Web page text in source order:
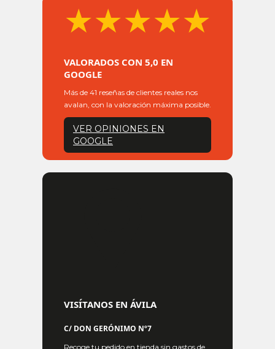
★★★★★
VALORADOS CON 5,0 EN
GOOGLE
Más de 41 reseñas de clientes reales nos
avalan, con la valoración máxima posible.
VER OPINIONES EN
GOOGLE
VISÍTANOS EN ÁVILA
C/ DON GERÓNIMO Nº7
Recoge tu pedido en tienda sin gastos de